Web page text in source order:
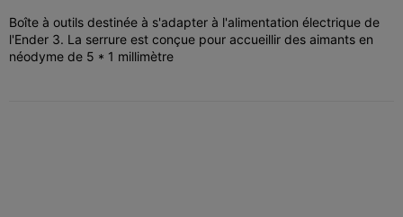
Boîte à outils destinée à s'adapter à l'alimentation électrique de
l'Ender 3. La serrure est conçue pour accueillir des aimants en
néodyme de 5 * 1 millimètre